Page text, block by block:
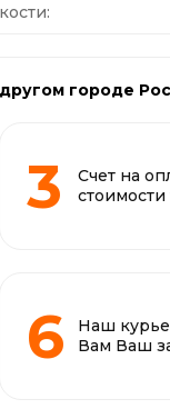
городе
Счет на
стоимости
Наш
Вам Ваш